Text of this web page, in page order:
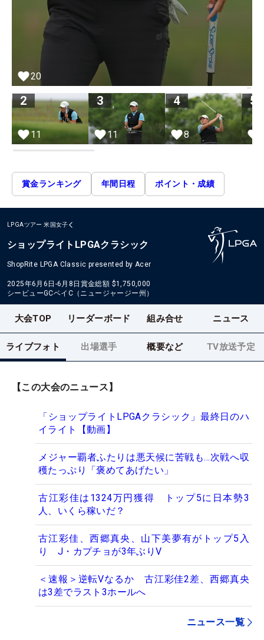
20
2
11
3
11
4
8
5
賞金ランキング 年間日程 ポイント・成績
LPGAツアー 米国女子
ショップライトLPGAクラシック
ShopRite LPGA Classic presented by Acer
2025年6月6日-6月8日 賞金総額 $1,750,000
シービューGCベイC（ニュージャージー州）
大会TOP リーダーボード 組み合せ ニュース
ライブフォト 出場選手 概要など TV放送予定
【この大会のニュース】
「ショップライトLPGAクラシック」最終日のハ
イライト【動画】
メジャー覇者ふたりは悪天候に苦戦も…次戦へ収
穫たっぷり「褒めてあげたい」
古江彩佳は1324万円獲得 トップ5に日本勢3
人、いくら稼いだ？
古江彩佳、西郷真央、山下美夢有がトップ5入
り J・カプチョが3年ぶりV
＜速報＞逆転Vなるか 古江彩佳2差、西郷真央
は3差でラスト3ホールへ
ニュース一覧